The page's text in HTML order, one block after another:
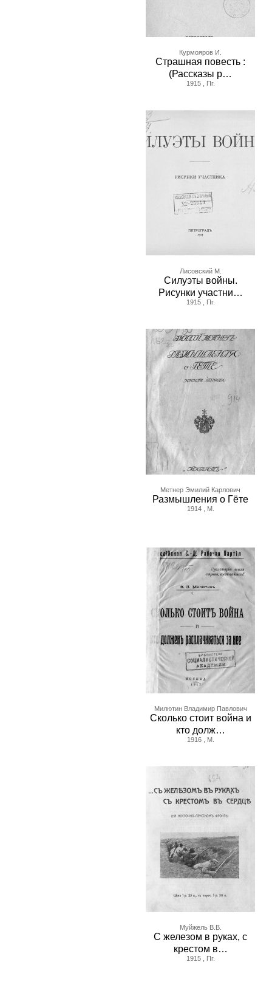
Курмояров И.
Страшная повесть :
(Рассказы р…
1915 , Пг.
Лисовский М.
Силуэты войны.
Рисунки участни…
1915 , Пг.
Метнер Эмилий Карлович
Размышления о Гёте
1914 , М.
Милютин Владимир Павлович
Сколько стоит война и
кто долж…
1916 , М.
Муйжель В.В.
С железом в руках, с
крестом в…
1915 , Пг.